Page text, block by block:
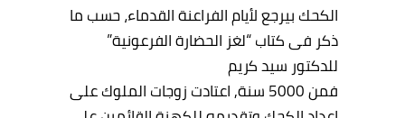
الكحك بيرجع لأيام الفراعنة القدماء، حسب ما
ذكر فى كتاب “لغز الحضارة الفرعونية”
للدكتور سيد كريم
فمن 5000 سنة, اعتادت زوجات الملوك على